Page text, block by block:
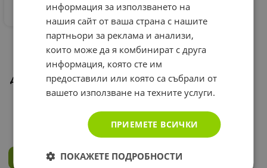
ЕЛЕА СПОРТ
ДЕПИЛИРАЩ КРЕМ ЗА
МЪЖЕ 150 мл + КРЕМ -
БАЛСАМ СЛЕД
ДЕПИЛАЦИЯ 15 мл / ELEA
HAIR REMOVING BODY
7.20 лв.
КУПИ
информация за използването на
нашия сайт от ваша страна с нашите
партньори за реклама и анализи,
които може да я комбинират с друга
информация, която сте им
предоставили или която са събрали от
вашето използване на техните услуги.
ПРИЕМЕТЕ ВСИЧКИ
ПОКАЖЕТЕ ПОДРОБНОСТИ